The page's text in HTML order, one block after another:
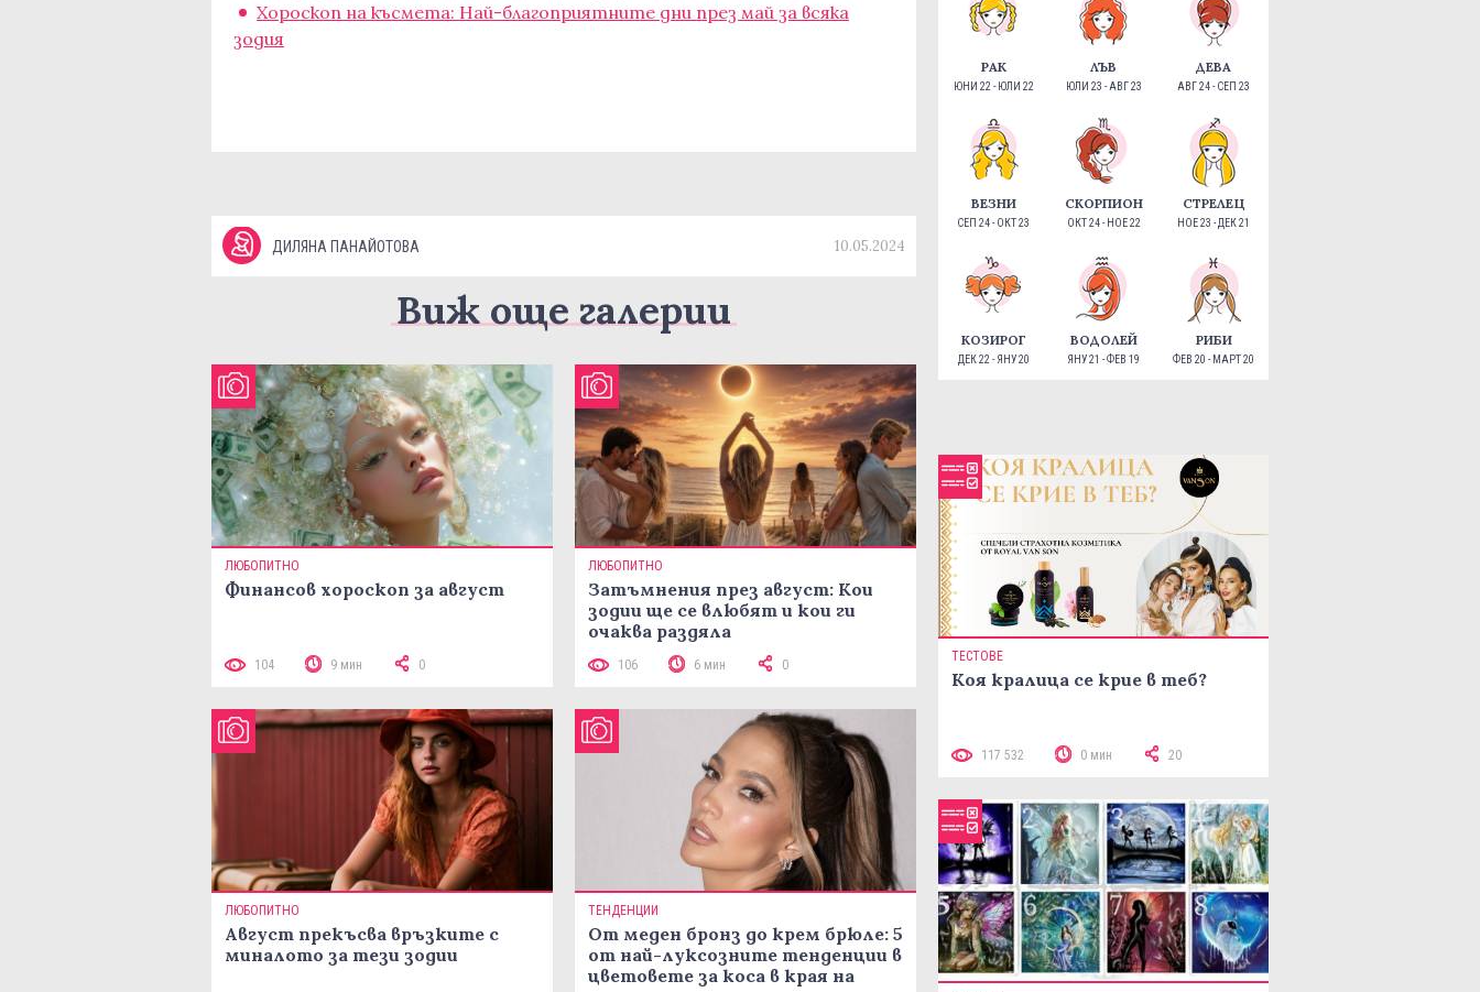
Хороскоп на късмета: Най-благоприятните дни през май за всяка
зодия
ДИЛЯНА ПАНАЙОТОВА 10.05.2024
Виж още галерии
ЛЮБОПИТНО
Финансов хороскоп за август
104 9 мин 0
ЛЮБОПИТНО
Затъмнения през август: Кои
зодии ще се влюбят и кои ги
очаква раздяла
106 6 мин 0
ЛЮБОПИТНО
Август прекъсва връзките с
миналото за тези зодии
ТЕНДЕНЦИИ
От меден бронз до крем брюле: 5
от най-луксозните тенденции в
цветовете за коса в края на
РАК
ЮНИ 22 - ЮЛИ 22
ЛЪВ
ЮЛИ 23 - АВГ 23
ДЕВА
АВГ 24 - СЕП 23
ВЕЗНИ
СЕП 24 - ОКТ 23
СКОРПИОН
ОКТ 24 - НОЕ 22
СТРЕЛЕЦ
НОЕ 23 - ДЕК 21
КОЗИРОГ
ДЕК 22 - ЯНУ 20
ВОДОЛЕЙ
ЯНУ 21 - ФЕВ 19
РИБИ
ФЕВ 20 - МАРТ 20
ТЕСТОВЕ
Коя кралица се крие в теб?
117 532 0 мин 20